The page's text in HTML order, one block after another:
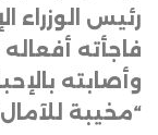
رئيس الوزراء
فاجأته
وأصابته
“مخيبة للآمال